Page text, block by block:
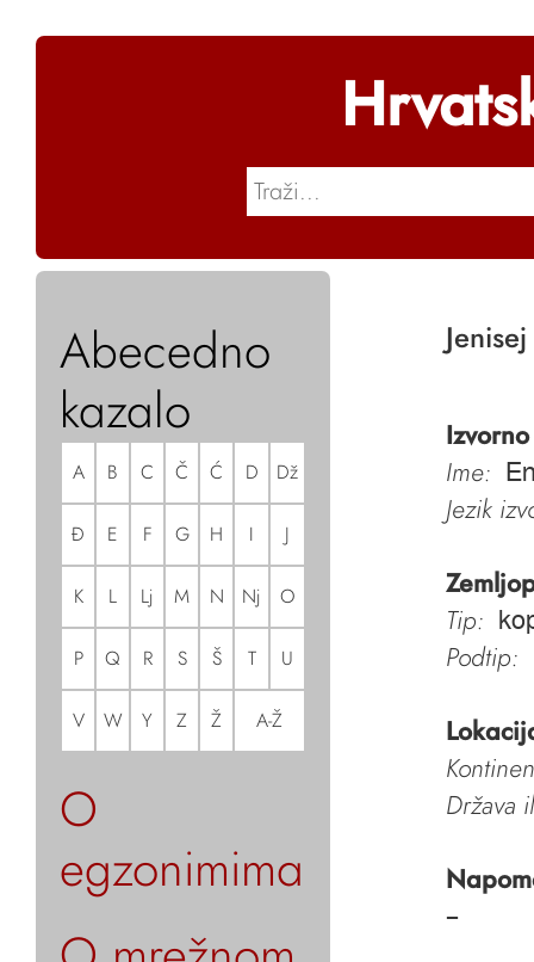
Abecedno
kazalo
A B C Č Ć D Dž
Đ E F G H I J
K L Lj M N Nj O
P Q R S Š T U
V W Y Z Ž A-Ž
O
egzonimima
Jenisej
Ime:
Jezik
Tip:
Podtip:
Država
–